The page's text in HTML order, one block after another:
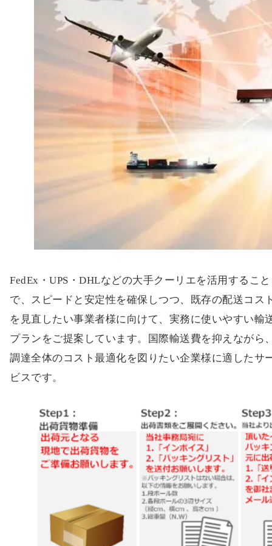
FedEx・UPS・DHLなどの大手クーリエを活用すること
で、スピードと安定性を確保しつつ、既存の配送コス
を見直したい事業者様に向けて、実務に使いやすい輸
プランをご提案しています。国際輸送費を抑えながら
調達全体のコスト最適化を図りたい企業様に適したサ
ビスです。